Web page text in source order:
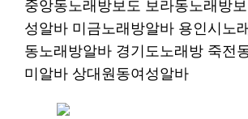
중앙동노래방보도 보라동노래방
성알바 미금노래방알바 용인시노
동노래방알바 경기도노래방 죽전
미알바 상대원동여성알바